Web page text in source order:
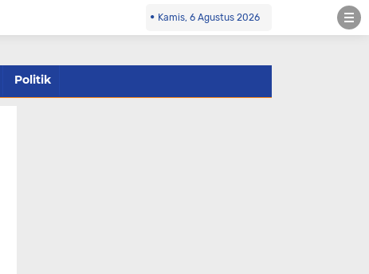
Kamis, 6 Agustus 2026
Politik